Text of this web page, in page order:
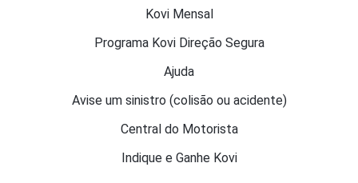
Kovi Mensal
Programa Kovi Direção Segura
Ajuda
Avise um sinistro (colisão ou acidente)
Central do Motorista
Indique e Ganhe Kovi